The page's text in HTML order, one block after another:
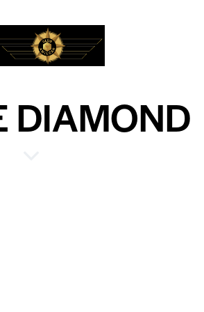
DIAMOND